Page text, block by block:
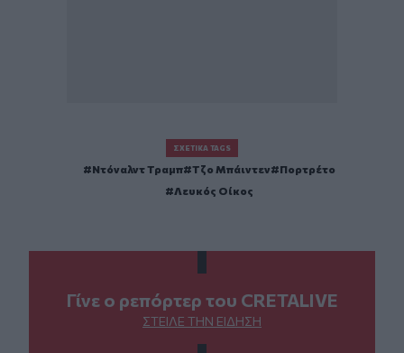
ΣΧΕΤΙΚΆ TAGS
Ντόναλντ Τραμπ Τζο Μπάιντεν
Πορτρέτο
Λευκός Οίκος
Γίνε ο ρεπόρτερ του CRETALIVE
ΣΤΕΊΛΕ ΤΗΝ ΕΊΔΗΣΗ